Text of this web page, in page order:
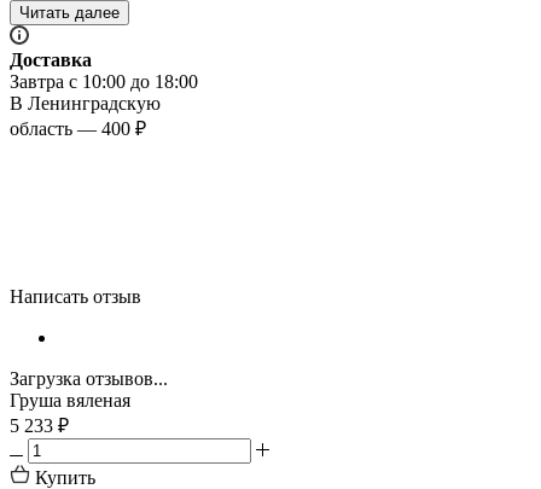
Читать далее
Доставка
Завтра с 10:00 до 18:00
В Ленинградскую
область — 400 ₽
Написать отзыв
Загрузка отзывов...
Груша вяленая
5 233 ₽
Купить